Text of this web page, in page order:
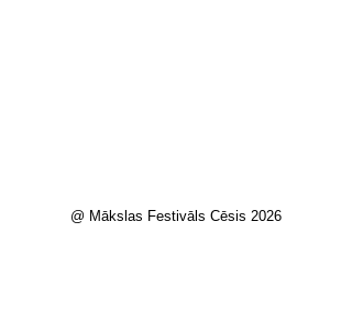
@ Mākslas Festivāls Cēsis 2026